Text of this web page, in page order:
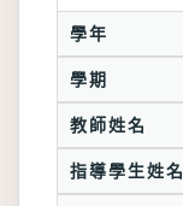
學年
學期
教師姓名
指導學生姓名